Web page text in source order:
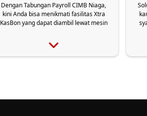
Dengan Tabungan Payroll CIMB Niaga,
kini Anda bisa menikmati fasilitas Xtra
KasBon yang dapat diambil lewat mesin
pinjaman yang selalu siap cair di situasi
apapun termasuk keadaan mendesak
seperti sebelum tanggal gajian.